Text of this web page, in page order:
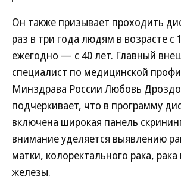
Он также призывает проходить
раз в три года людям в возрасте с
ежегодно — с 40 лет. Главный
специалист по медицинской
Минздрава России Любовь
подчеркивает, что в программу
включена широкая панель
внимание уделяется выявлению
матки, колоректального рака,
железы.